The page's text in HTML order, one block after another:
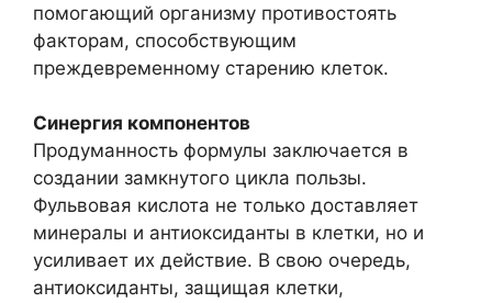
помогающий организму противостоять
факторам, способствующим
преждевременному старению клеток.
Синергия компонентов
Продуманность формулы заключается в
создании замкнутого цикла пользы.
Фульвовая кислота не только доставляет
минералы и антиоксиданты в клетки, но и
усиливает их действие. В свою очередь,
антиоксиданты, защищая клетки,